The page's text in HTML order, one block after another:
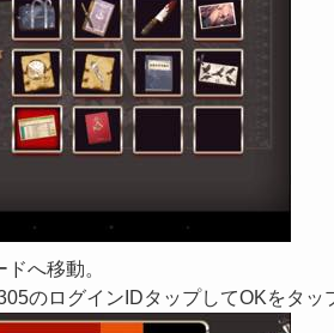
へ移動。
のログインIDタップしてOKをタッ